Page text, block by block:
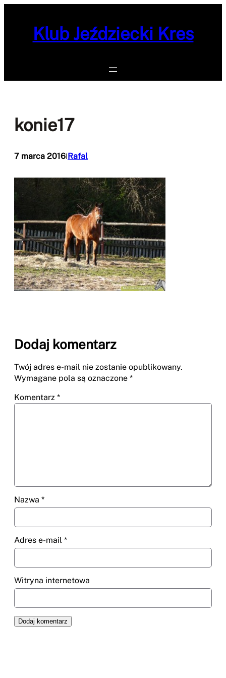
Klub Jeździecki Kres
konie17
7 marca 2016IRafal
Dodaj komentarz
Twój adres e-mail nie zostanie opublikowany.
Wymagane pola są oznaczone *
Komentarz *
Nazwa *
Adres e-mail *
Witryna internetowa